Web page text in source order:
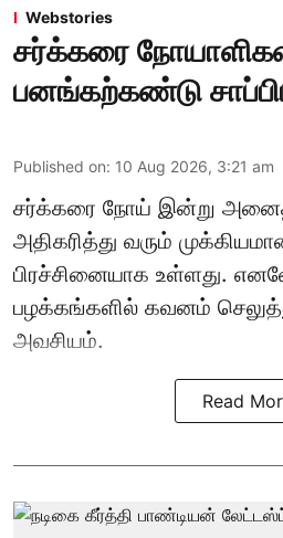
Webstories
சர்க்கரை
பனங்கற்கண்டு
Published on: 10 Aug 2026, 3:21 am
சர்க்கரை நோய் இன்று
அதிகரித்து வரும்
பிரச்சினையாக உள்ளது.
பழக்கங்களில் கவனம்
அவசியம்.
Read